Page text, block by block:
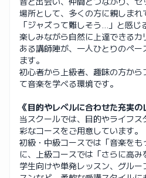
場所として、多くの方に親しまれ
「ジャズって難しそう…」と感じ
楽しみながら自然に上達できる
ある講師陣が、一人ひとりのペ
ます。
初心者から上級者、趣味の方か
て音楽を学べる環境です。
《目的やレベルに合わせた充実の
当スクールでは、目的やライフ
彩なコースをご用意しています。
初級・中級コースでは「音楽を
に、上級コースでは「さらに高み
学生向けや単発レッスン、グル